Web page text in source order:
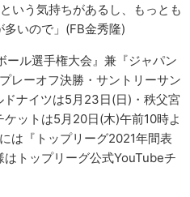
いう気持ちがあるし、もっとも
いので」(FB金秀隆)
ール選手権大会』兼『ジャパン
レーオフ決勝・サントリーサン
ナイツは5月23日(日)・秩父宮
ットは5月20日(木)午前10時よ
は『トップリーグ2021年間表
トップリーグ公式YouTubeチ